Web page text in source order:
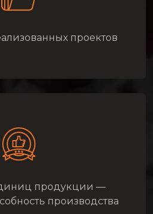
проектов
продукции —
производства